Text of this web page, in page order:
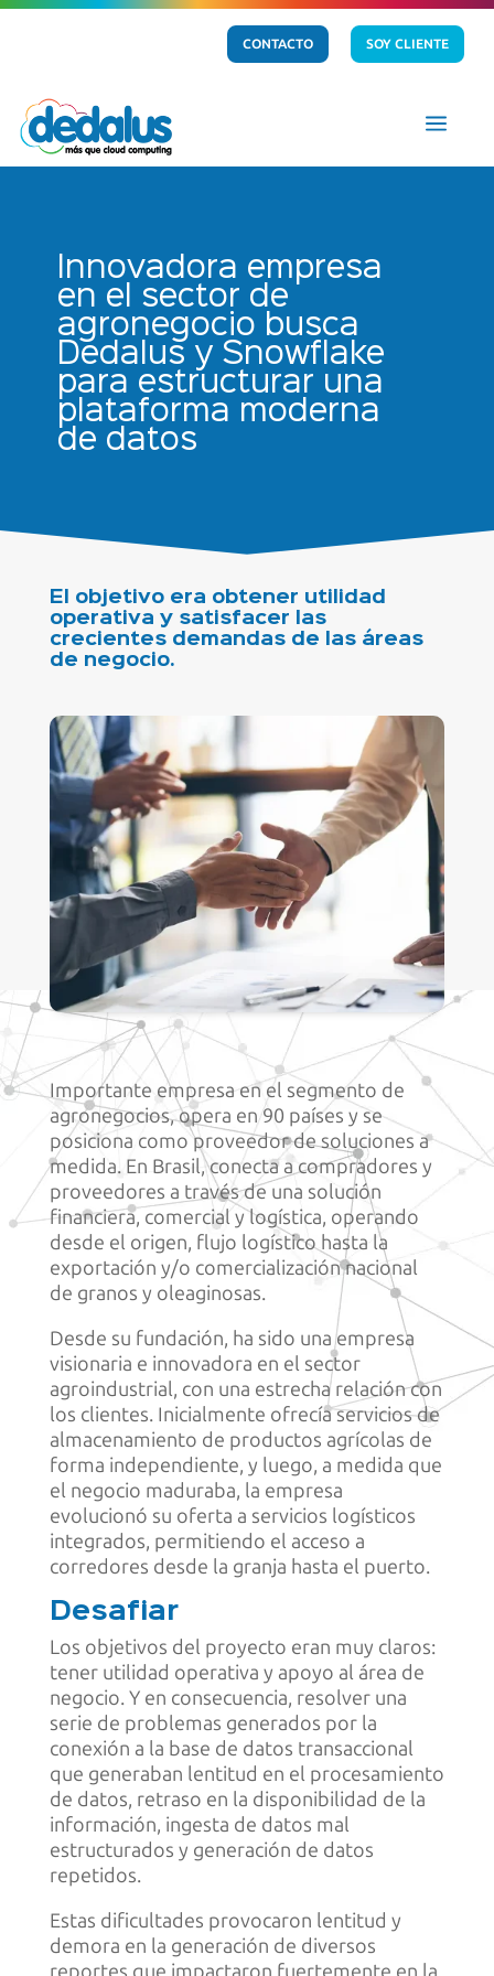
CONTACTO SOY CLIENTE
a
Innovadora empresa
en el sector de
agronegocio busca
Dedalus y Snowflake
para estructurar una
plataforma moderna
de datos
El objetivo era obtener utilidad
operativa y satisfacer las
crecientes demandas de las áreas
de negocio.
Importante empresa en el segmento de
agronegocios, opera en 90 países y se
posiciona como proveedor de soluciones a
medida. En Brasil, conecta a compradores y
proveedores a través de una solución
financiera, comercial y logística, operando
desde el origen, flujo logístico hasta la
exportación y/o comercialización nacional
de granos y oleaginosas.
Desde su fundación, ha sido una empresa
visionaria e innovadora en el sector
agroindustrial, con una estrecha relación con
los clientes. Inicialmente ofrecía servicios de
almacenamiento de productos agrícolas de
forma independiente, y luego, a medida que
el negocio maduraba, la empresa
evolucionó su oferta a servicios logísticos
integrados, permitiendo el acceso a
corredores desde la granja hasta el puerto.
Desafiar
Los objetivos del proyecto eran muy claros:
tener utilidad operativa y apoyo al área de
negocio. Y en consecuencia, resolver una
serie de problemas generados por la
conexión a la base de datos transaccional
que generaban lentitud en el procesamiento
de datos, retraso en la disponibilidad de la
información, ingesta de datos mal
estructurados y generación de datos
repetidos.
Estas dificultades provocaron lentitud y
demora en la generación de diversos